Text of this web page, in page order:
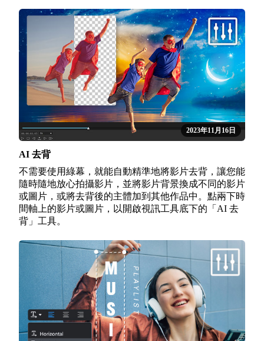
2023年11月16日
AI 去背
不需要使用綠幕，就能自動精準地將影片去背，讓您能
隨時隨地放心拍攝影片，並將影片背景換成不同的影片
或圖片，或將去背後的主體加到其他作品中。點兩下時
間軸上的影片或圖片，以開啟視訊工具底下的「AI 去
背」工具。